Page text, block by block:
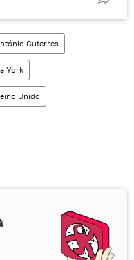
Guterres
York
Unido